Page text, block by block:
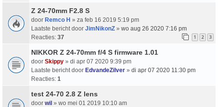
Z 24-70mm F2.8 S
door Remco H » za feb 16 2019 5:19 pm
Laatste bericht door JimNikonZ » wo aug 26 2020 7:16 pm
Reacties: 37 1 2 3
NIKKOR Z 24-70mm f/4 S firmware 1.01
door Skippy » di apr 07 2020 9:39 pm
Laatste bericht door EdvandeZilver » di apr 07 2020 11:30 pm
Reacties: 1
test 24-70 2.8 Z lens
door wil » wo mei 01 2019 10:10 am